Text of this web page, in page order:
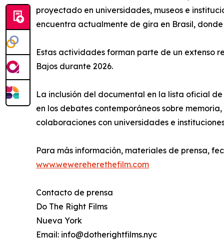
proyectado en universidades, museos e
encuentra actualmente de gira en Brasil,
Estas actividades forman parte de un extenso
Bajos durante 2026.
La inclusión del documental en la lista oficial
en los debates contemporáneos sobre
colaboraciones con universidades e
Para más información, materiales de prensa,
www.wewereherethefilm.com
Contacto de prensa
Do The Right Films
Nueva York
Email: info@dotherightfilms.nyc